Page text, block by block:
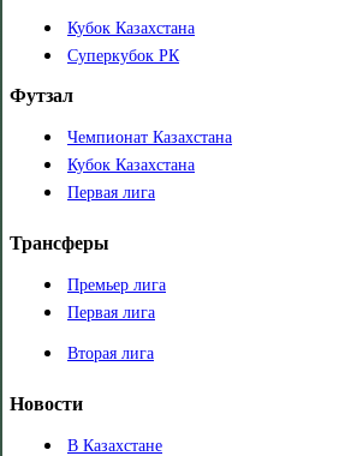
Кубок Казахстана
Суперкубок РК
Футзал
Чемпионат Казахстана
Кубок Казахстана
Первая лига
Трансферы
Премьер лига
Первая лига
Вторая лига
Новости
В Казахстане